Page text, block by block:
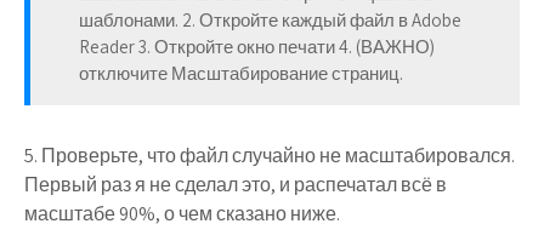
шаблонами. 2. Откройте каждый файл в Adobe
Reader 3. Откройте окно печати 4. (ВАЖНО)
отключите Масштабирование страниц.
5. Проверьте, что файл случайно не масштабировался.
Первый раз я не сделал это, и распечатал всё в
масштабе 90%, о чем сказано ниже.